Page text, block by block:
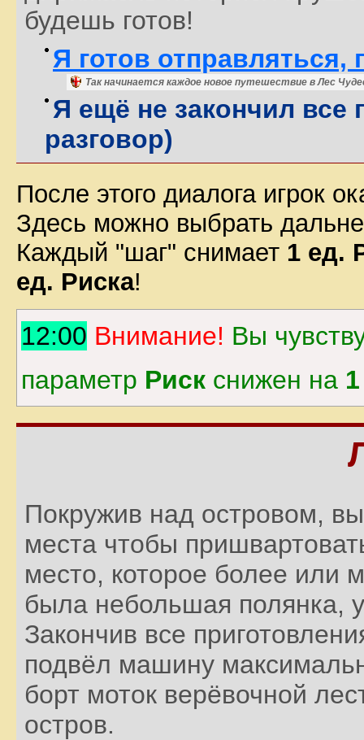
будешь готов!
Я готов отправляться,
Так начинается каждое новое путешествие в Лес
Я ещё не закончил все
разговор)
После этого диалога игрок
Здесь можно выбрать
Каждый "шаг" снимает 1 ед.
ед. Риска!
12:00 Внимание! Вы
параметр Риск снижен на 1
Покружив над островом,
места чтобы
место, которое более или
была небольшая полянка,
Закончив все
подвёл машину
борт моток верёвочной
остров.